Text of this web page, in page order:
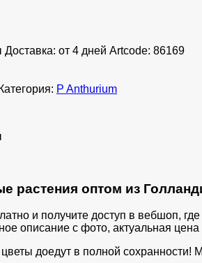
от 4 дней Artcode: 86169
Категория: P Anthurium
растения оптом из
и получите доступ в вебшоп,
описание с фото, актуальная цена
доедут в полной сохранности!